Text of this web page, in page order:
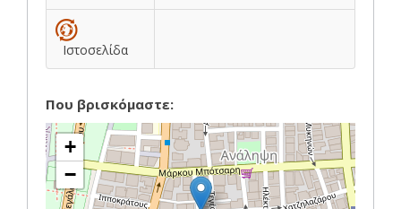
Ιστοσελίδα
Που βρισκόμαστε:
+
−